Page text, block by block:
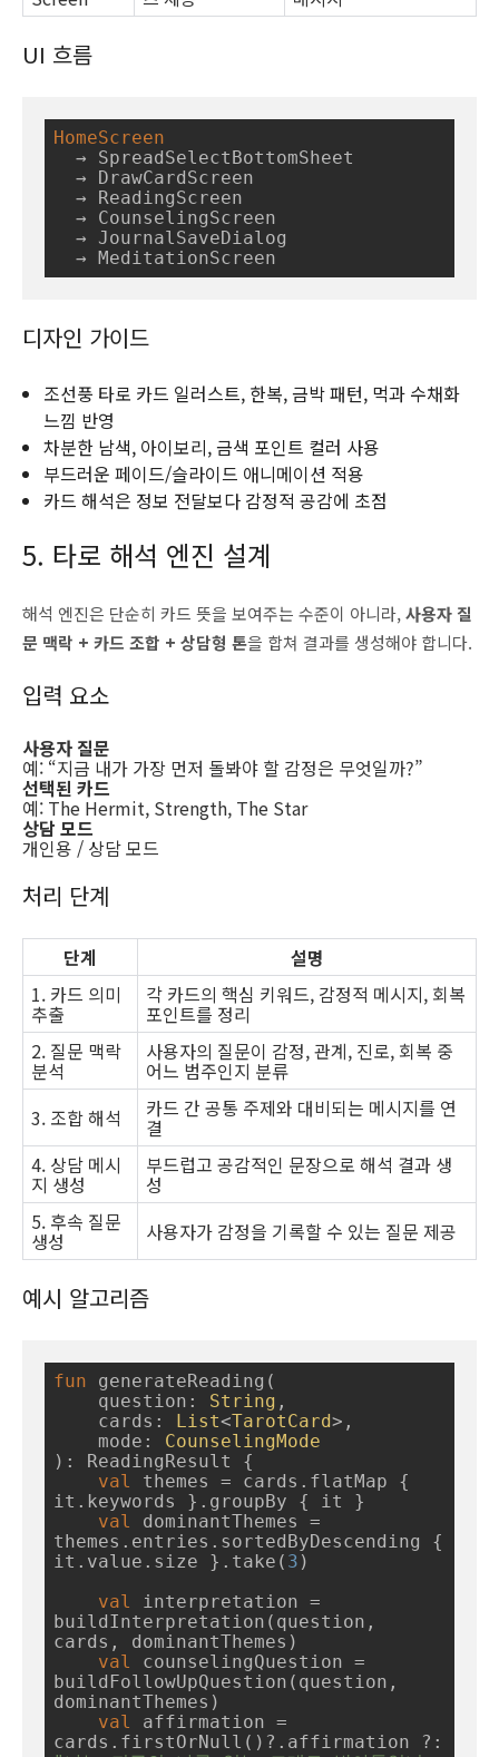
UI 흐름
HomeScreen
  → MeditationScreen
디자인 가이드
조선풍 타로 카드 일러스트, 한복, 금박 패턴, 먹과 수채화
느낌 반영
차분한 남색, 아이보리, 금색 포인트 컬러 사용
부드러운 페이드/슬라이드 애니메이션 적용
카드 해석은 정보 전달보다 감정적 공감에 초점
5. 타로 해석 엔진 설계
해석 엔진은 단순히 카드 뜻을 보여주는 수준이 아니라,사용자 질
문 맥락 + 카드 조합 + 상담형 톤을 합쳐 결과를 생성해야 합니다.
입력 요소
사용자 질문
예: “지금 내가 가장 먼저 돌봐야 할 감정은 무엇일까?”
선택된 카드
예: The Hermit, Strength, The Star
상담 모드
개인용 / 상담 모드
처리 단계
단계
설명
1. 카드 의미
추출
각 카드의 핵심 키워드, 감정적 메시지, 회복
포인트를 정리
2. 질문 맥락
분석
사용자의 질문이 감정, 관계, 진로, 회복 중
어느 범주인지 분류
3. 조합 해석
카드 간 공통 주제와 대비되는 메시지를 연
결
4. 상담 메시
지 생성
부드럽고 공감적인 문장으로 해석 결과 생
성
5. 후속 질문
생성 사용자가 감정을 기록할 수 있는 질문 제공
예시 알고리즘
fun generateReading (
    question:
String ,
    cards:
List<TarotCard>,
    mode:
CounselingMode
) : ReadingResult {
val
themes = cards.flatMap {
it.keywords }.groupBy { it }
val
dominantThemes =
themes.entries.sortedByDescending {
it.value.size }.take( 3 )
val
interpretation =
buildInterpretation(question,
cards, dominantThemes)
val
counselingQuestion =
buildFollowUpQuestion(question,
dominantThemes)
val
affirmation =